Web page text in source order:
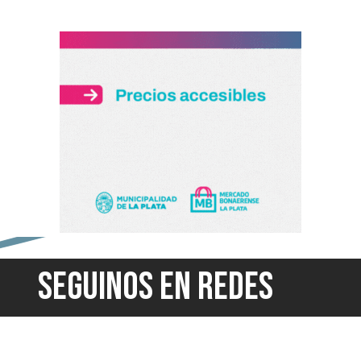
SEGUINOS EN REDES